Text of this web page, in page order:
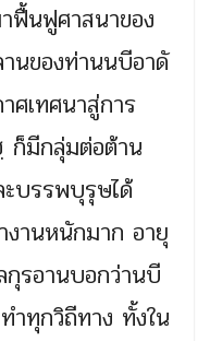
ฟื้นฟูศาสนาของ
นของท่านนบีอาดั
เทศนาสู่การ
ก็มีกลุ่มต่อต้าน
บรรพบุรุษได้
านหนักมาก อายุ
รอานบอกว่านบี
ำทุกวิถีทาง ทั้งใน